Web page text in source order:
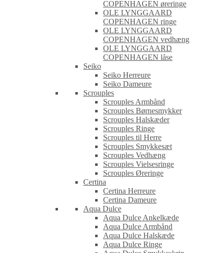
COPENHAGEN øreringe
OLE LYNGGAARD
COPENHAGEN ringe
OLE LYNGGAARD
COPENHAGEN vedhæng
OLE LYNGGAARD
COPENHAGEN låse
Seiko
Seiko Herreure
Seiko Dameure
Scrouples
Scrouples Armbånd
Scrouples Børnesmykker
Scrouples Halskæder
Scrouples Ringe
Scrouples til Herre
Scrouples Smykkesæt
Scrouples Vedhæng
Scrouples Vielsesringe
Scrouples Øreringe
Certina
Certina Herreure
Certina Dameure
Aqua Dulce
Aqua Dulce Ankelkæde
Aqua Dulce Armbånd
Aqua Dulce Halskæde
Aqua Dulce Ringe